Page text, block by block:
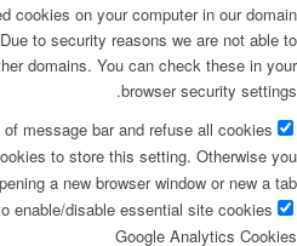
cookies on your computer in our domain
to security reasons we are not able to
domains. You can check these in your
browser security settings.
message bar and refuse all cookies
to store this setting. Otherwise you
a new browser window or new a tab.
enable/disable essential site cookies.
Google Analytics Cookies